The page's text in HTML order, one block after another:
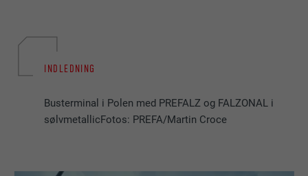
INDLEDNING
Busterminal i Polen med PREFALZ og FALZONAL i
sølvmetallicFotos: PREFA/Martin Croce